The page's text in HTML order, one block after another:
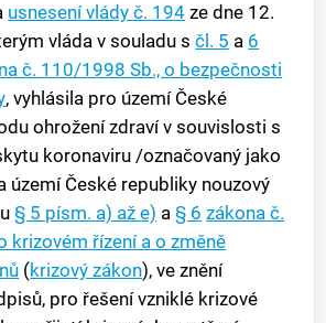
usnesení vlády č. 194 ze dne 12.
vláda v souladu sčl. 5 a 6
č. 110/1998 Sb., o bezpečnosti
, vyhlásila pro území České
ohrožení zdraví v souvislosti s
koronaviru /označovaný jako
území České republiky nouzový
§ 5 písm. a) až e) a§ 6 zákona č.
krizovém řízení a o změně
(krizový zákon), ve znění
pro řešení vzniklé krizové